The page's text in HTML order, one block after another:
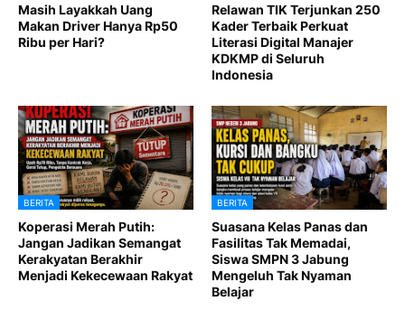
Masih Layakkah Uang
Makan Driver Hanya Rp50
Ribu per Hari?
Relawan TIK Terjunkan 250
Kader Terbaik Perkuat
Literasi Digital Manajer
KDKMP di Seluruh
Indonesia
BERITA
Koperasi Merah Putih:
Jangan Jadikan Semangat
Kerakyatan Berakhir
Menjadi Kekecewaan Rakyat
BERITA
Suasana Kelas Panas dan
Fasilitas Tak Memadai,
Siswa SMPN 3 Jabung
Mengeluh Tak Nyaman
Belajar